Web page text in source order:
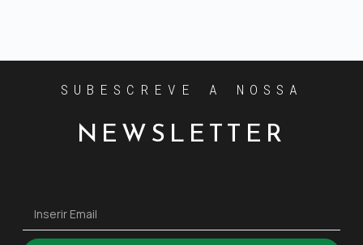
SUBESCREVE A NOSSA
NEWSLETTER